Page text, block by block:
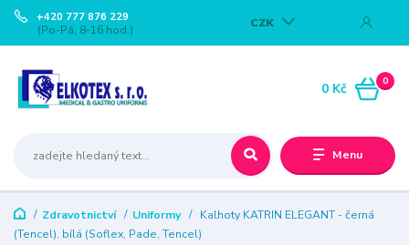
Menu
CZK
+420 777 876 229
(Po-Pá, 8-16 hod.)
0
0 Kč
Zdravotnictví Uniformy
Kalhoty KATRIN ELEGANT - černá
(Tencel), bílá (Soflex, Pade, Tencel)